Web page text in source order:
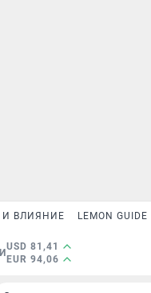
ВЛИЯНИЕ LEMON GUIDE
USD 81,41
EUR 94,06